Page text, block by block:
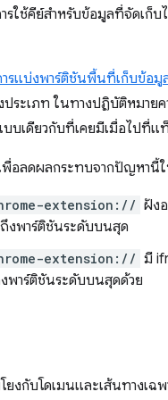
ใช้คีย์สำหรับข้อมูลที่จัดเก็
รแบ่งพาร์ติชันพื้นที่เก็บข้อมู
ระเภท ในทางปฏิบัติหมาย
บเดียวกับที่เคยมีเมื่อไปที่แ
พื่อลดผลกระทบจากปัญหานี้
extension:// ฝัง
งพาร์ติชันระดับบนสุด
extension:// มี
พาร์ติชันระดับบนสุดด้วย
งกับโดเมนและเส้นทางเ